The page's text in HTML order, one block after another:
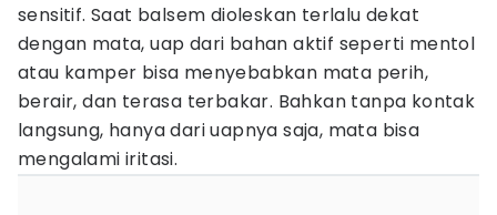
sensitif. Saat balsem dioleskan terlalu dekat
dengan mata, uap dari bahan aktif seperti mentol
atau kamper bisa menyebabkan mata perih,
berair, dan terasa terbakar. Bahkan tanpa kontak
langsung, hanya dari uapnya saja, mata bisa
mengalami iritasi.